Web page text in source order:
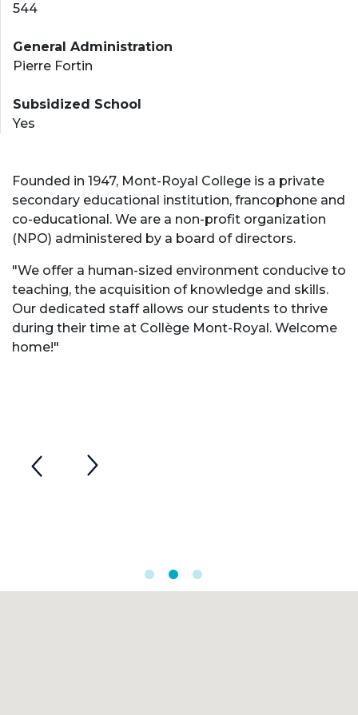
544
General Administration
Pierre Fortin
Subsidized School
Yes
Founded in 1947, Mont-Royal College is a private
secondary educational institution, francophone and
co-educational. We are a non-profit organization
(NPO) administered by a board of directors.
"We offer a human-sized environment conducive to
teaching, the acquisition of knowledge and skills.
Our dedicated staff allows our students to thrive
during their time at Collège Mont-Royal. Welcome
home!"